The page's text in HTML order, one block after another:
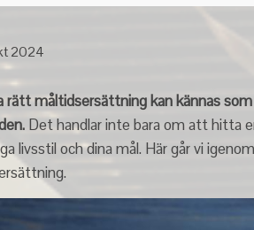
2024
rätt måltidsersättning kan kännas
Det handlar inte bara om att hitta
livsstil och dina mål. Här går vi